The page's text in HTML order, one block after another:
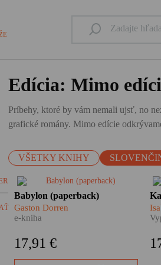
Edícia: Mimo
Príbehy, ktoré by vám nemali ujsť, no
grafické romány. Mimo edície
VŠETKY KNIHY
​Ako sa môžete čo
najefektívnejšie naučiť po
vietnamsky? Prečo je nemčina
komunikujú Indonézania,
Babylon (paperback)
Gaston Dorren
e-kniha
17,91 €